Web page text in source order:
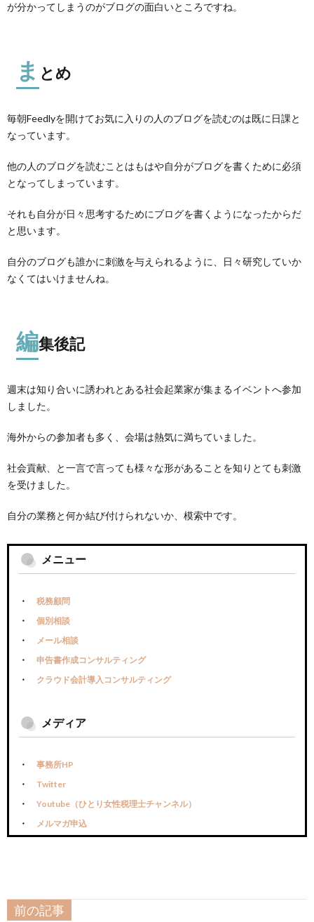
が分かってしまうのがブログの面白いところですね。
ま とめ
毎朝Feedlyを開けてお気に入りの人のブログを読むのは既に日課と
なっています。
他の人のブログを読むことはもはや自分がブログを書くために必須
となってしまっています。
それも自分が日々思考するためにブログを書くようになったからだ
と思います。
自分のブログも誰かに刺激を与えられるように、日々研究していか
なくてはいけませんね。
編集後記
週末は知り合いに誘われとある社会起業家が集まるイベントへ参加
しました。
海外からの参加者も多く、会場は熱気に満ちていました。
社会貢献、と一言で言っても様々な形があることを知りとても刺激
を受けました。
自分の業務と何か結び付けられないか、模索中です。
メニュー
税務顧問
個別相談
メール相談
申告書作成コンサルティング
クラウド会計導入コンサルティング
メディア
事務所HP
Twitter
Youtube（ひとり女性税理士チャンネル）
メルマガ申込
前の記事